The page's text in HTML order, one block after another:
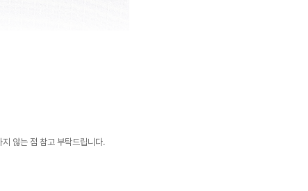
않는 점 참고 부탁드립니다.